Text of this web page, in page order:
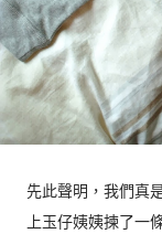
先此聲明，我們真
上玉仔姨姨揀了一